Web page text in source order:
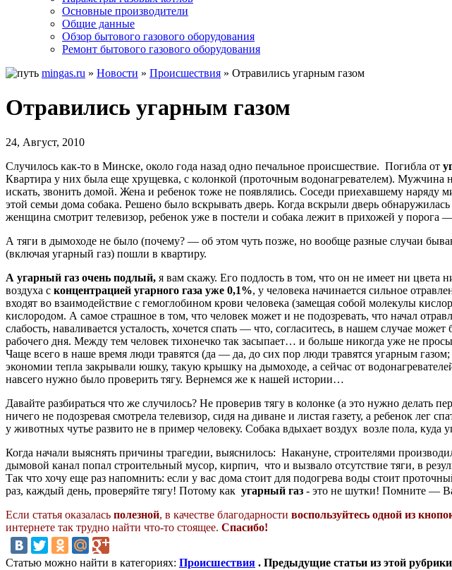
Основные производители
Общие данные
Обзор бытового газового оборудования
Ремонт бытового газового оборудования
mingas.ru » Новости » Происшествия » Отравились угарным газом
Отравились угарным газом
24, Август, 2010
Случилось как-то в Минске, около года назад одно печальное происшествие. Погибла от
Квартира у них была еще хрущевка, с колонкой (проточным водонагревателем). Мужчина
искать, звонить домой. Жена и ребенок тоже не появлялись. Соседи приехавшему наряду
этой семьи дома собака. Решено было вскрывать дверь. Когда вскрыли дверь
женщина смотрит телевизор, ребенок уже в постели и собака лежит в прихожей у порога
А тяги в дымоходе не было (почему? — об этом чуть позже, но вообще разные случаи
(включая угарный газ) пошли в квартиру.
А угарный газ очень подлый, я вам скажу. Его подлость в том, что он не имеет ни цвета
воздуха с концентрацией угарного газа уже 0,1%, у человека начинается сильное
входят во взаимодействие с гемоглобином крови человека (замещая собой молекулы
кислородом. А самое страшное в том, что человек может и не подозревать, что начал
слабость, наваливается усталость, хочется спать — что, согласитесь, в нашем случае
рабочего дня. Между тем человек тихонечко так засыпает… и больше никогда уже не
Чаще всего в наше время люди травятся (да — да, до сих пор люди травятся угарным
экономии тепла закрывали юшку, такую крышку на дымоходе, а сейчас от
навсего нужно было проверить тягу. Вернемся же к нашей истории…
Давайте разбираться что же случилось? Не проверив тягу в колонке (а это нужно
ничего не подозревая смотрела телевизор, сидя на диване и листая газету, а ребенок лег
у животных чутье развито не в пример человеку. Собака вдыхает воздух возле пола,
Когда начали выяснять причины трагедии, выяснилось: Накануне, строителями
дымовой канал попал строительный мусор, кирпич, что и вызвало отсутствие тяги, в
Так что хочу еще раз напомнить: если у вас дома стоит для подогрева воды стоит
раз, каждый день, проверяйте тягу! Потому как угарный газ - это не шутки! Помните —
Если статья оказалась полезной, в качестве благодарности воспользуйтесь одной из
интернете так трудно найти что-то стоящее. Спасибо!
Статью можно найти в категориях: Происшествия . Предыдущие статьи из этой